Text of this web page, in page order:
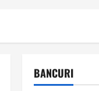
BANCURI